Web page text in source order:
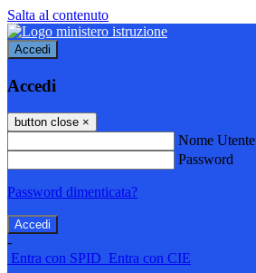
Salta al contenuto
Accedi
Accedi
button close ×
Nome Utente
Password
Password dimenticata?
-
Entra con SPID Entra con CIE